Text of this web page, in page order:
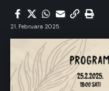
21. Februara 2025.